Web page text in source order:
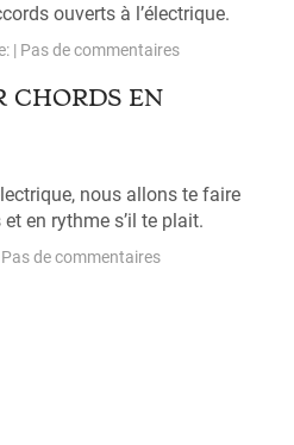
ouverts à l’électrique.
| Pas de commentaires
CHORDS EN
nous allons te faire
en rythme s’il te plait.
Pas de commentaires